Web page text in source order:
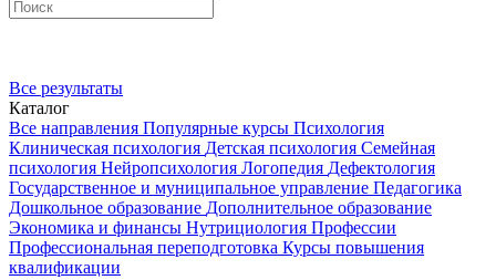
Все результаты
Каталог
Все направления Популярные курсы Психология
Клиническая психология Детская психология Семейная
психология Нейропсихология Логопедия Дефектология
Государственное и муниципальное управление Педагогика
Дошкольное образование Дополнительное образование
Экономика и финансы Нутрициология Профессии
Профессиональная переподготовка Курсы повышения
квалификации